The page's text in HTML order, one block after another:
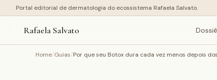
Portal editorial de dermatologia do ecossistema Rafaela Salvato.
Rafaela Salvato
Home/Guias/Por que seu Botox dura cada vez menos depois